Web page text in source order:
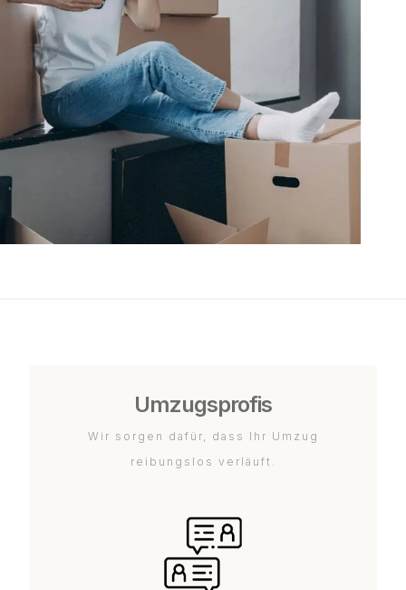
Umzugsprofis
Wir sorgen dafür, dass Ihr Umzug
reibungslos verläuft.